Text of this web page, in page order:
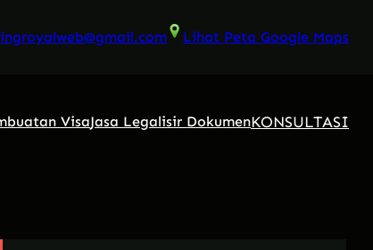
Lihat Peta Google Maps
VisaJasa Legalisir DokumenKONSULTASI